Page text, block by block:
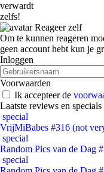
verwardt
zelfs!
Reageer zelf
Om te kunnen reageren
geen account hebt kun je
Inloggen
Voorwaarden
Ik accepteer de
Laatste reviews en specials
special
VrijMiBabes #316 (not
special
Random Pics van de Dag
special